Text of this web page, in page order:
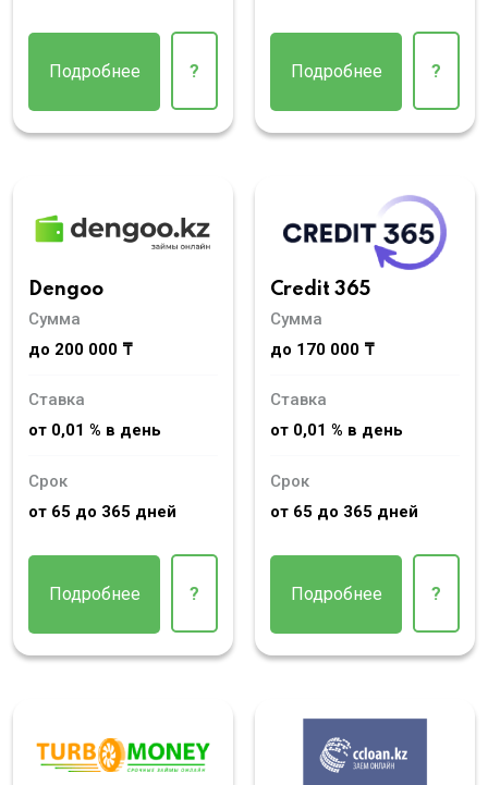
Подробнее ? Подробнее ?
Dengoo
Сумма
до 200 000 ₸
Ставка
от 0,01 % в день
Срок
от 65 до 365 дней
Подробнее ?
Credit 365
Сумма
до 170 000 ₸
Ставка
от 0,01 % в день
Срок
от 65 до 365 дней
Подробнее ?